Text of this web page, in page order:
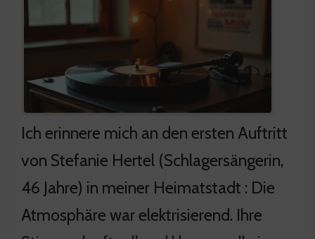
Ich erinnere mich an den ersten Auftritt
von Stefanie Hertel (Schlagersängerin,
46 Jahre) in meiner Heimatstadt : Die
Atmosphäre war elektrisierend. Ihre